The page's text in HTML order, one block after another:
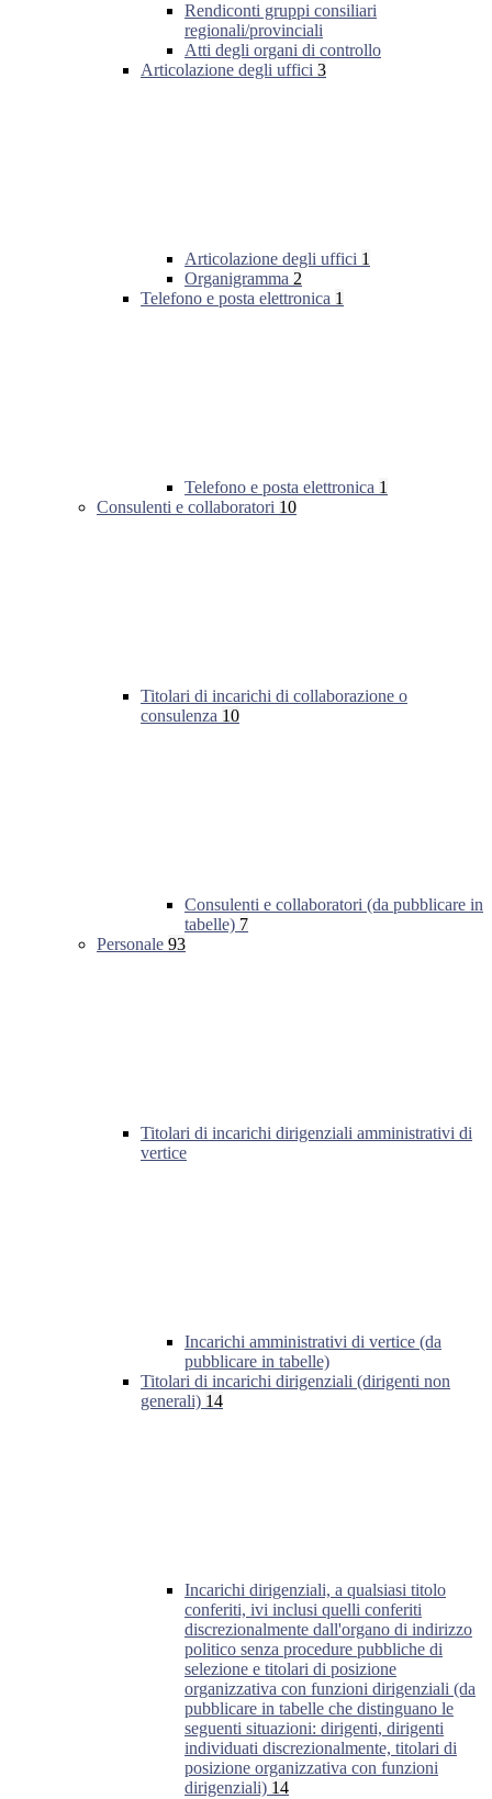
Rendiconti gruppi consiliari
regionali/provinciali
Atti degli organi di controllo
Articolazione degli uffici 3
Articolazione degli uffici 1
Organigramma 2
Telefono e posta elettronica 1
Telefono e posta elettronica 1
Consulenti e collaboratori 10
Titolari di incarichi di collaborazione o
consulenza 10
Consulenti e collaboratori (da pubblicare in
tabelle) 7
Personale 93
Titolari di incarichi dirigenziali amministrativi di
vertice
Incarichi amministrativi di vertice (da
pubblicare in tabelle)
Titolari di incarichi dirigenziali (dirigenti non
generali) 14
Incarichi dirigenziali, a qualsiasi titolo
conferiti, ivi inclusi quelli conferiti
discrezionalmente dall'organo di indirizzo
politico senza procedure pubbliche di
selezione e titolari di posizione
organizzativa con funzioni dirigenziali (da
pubblicare in tabelle che distinguano le
seguenti situazioni: dirigenti, dirigenti
individuati discrezionalmente, titolari di
posizione organizzativa con funzioni
dirigenziali) 14